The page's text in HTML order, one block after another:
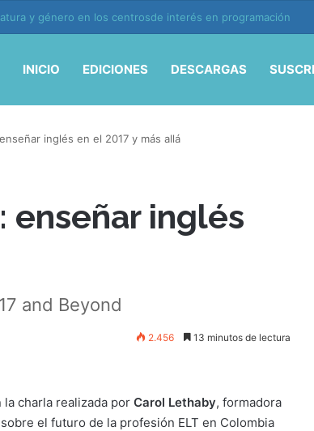
en la era de la IA
INICIO EDICIONES DESCARGAS
inglés en el 2017 y más allá
enseñar inglés
and Beyond
2.456 13 minutos de lectura
la charla realizada porCarol Lethaby, formadora
el futuro de la profesión ELT en Colombia